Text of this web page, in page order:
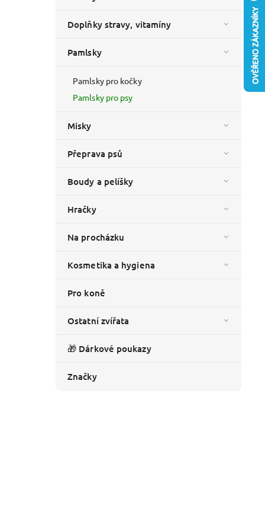
Doplňky stravy, vitamíny
Pamlsky
Pamlsky pro kočky
Pamlsky pro psy
Misky
Přeprava psů
Boudy a pelíšky
Hračky
Na procházku
Kosmetika a hygiena
Pro koně
Ostatní zvířata
🎁 Dárkové poukazy
Značky